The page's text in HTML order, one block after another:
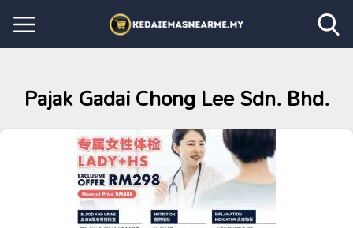
Pajak Gadai Chong Lee Sdn. Bhd.